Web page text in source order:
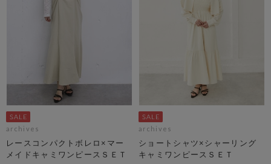
archives
レースコンパクトボレロ×マー
メイドキャミワンピースＳＥＴ
archives
ショートシャツ×シャーリング
キャミワンピースＳＥＴ